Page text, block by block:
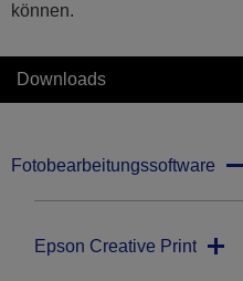
können.
Downloads
Fotobearbeitungssoftware
Epson Creative Print